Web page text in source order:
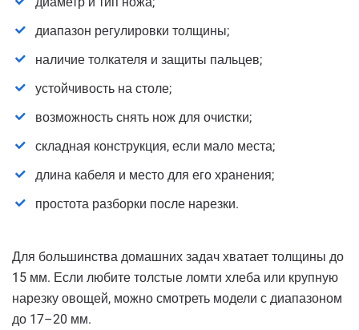
диапазон регулировки толщины;
наличие толкателя и защиты пальцев;
устойчивость на столе;
возможность снять нож для очистки;
складная конструкция, если мало места;
длина кабеля и место для его хранения;
простота разборки после нарезки.
Для большинства домашних задач хватает толщины до
15 мм. Если любите толстые ломти хлеба или крупную
нарезку овощей, можно смотреть модели с диапазоном
до 17–20 мм.